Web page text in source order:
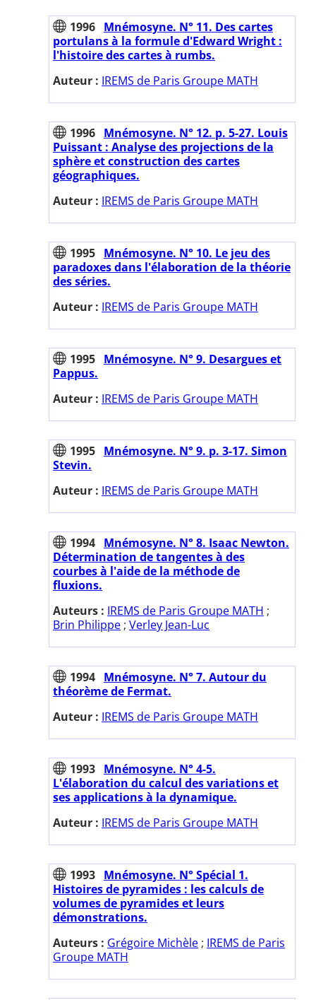
1996 Mnémosyne. N° 11. Des cartes
portulans à la formule d'Edward Wright :
l'histoire des cartes à rumbs.
Auteur : IREMS de Paris Groupe MATH
1996 Mnémosyne. N° 12. p. 5-27. Louis
Puissant : Analyse des projections de la
sphère et construction des cartes
géographiques.
Auteur : IREMS de Paris Groupe MATH
1995 Mnémosyne. N° 10. Le jeu des
paradoxes dans l'élaboration de la théorie
des séries.
Auteur : IREMS de Paris Groupe MATH
1995 Mnémosyne. N° 9. Desargues et
Pappus.
Auteur : IREMS de Paris Groupe MATH
1995 Mnémosyne. N° 9. p. 3-17. Simon
Stevin.
Auteur : IREMS de Paris Groupe MATH
1994 Mnémosyne. N° 8. Isaac Newton.
Détermination de tangentes à des
courbes à l'aide de la méthode de
fluxions.
Auteurs : IREMS de Paris Groupe MATH ;
Brin Philippe ; Verley Jean-Luc
1994 Mnémosyne. N° 7. Autour du
théorème de Fermat.
Auteur : IREMS de Paris Groupe MATH
1993 Mnémosyne. N° 4-5.
L'élaboration du calcul des variations et
ses applications à la dynamique.
Auteur : IREMS de Paris Groupe MATH
1993 Mnémosyne. N° Spécial 1.
Histoires de pyramides : les calculs de
volumes de pyramides et leurs
démonstrations.
Auteurs : Grégoire Michèle ; IREMS de Paris
Groupe MATH